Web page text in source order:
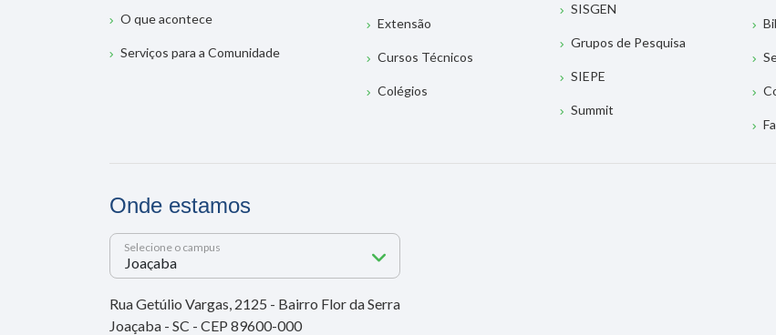
O que acontece
Serviços para a Comunidade
Extensão
Cursos Técnicos
Colégios
SISGEN
Grupos de Pesquisa
SIEPE
Summit
Onde estamos
Selecione o campus
Rua Getúlio Vargas, 2125 - Bairro Flor da Serra
Joaçaba - SC - CEP 89600-000